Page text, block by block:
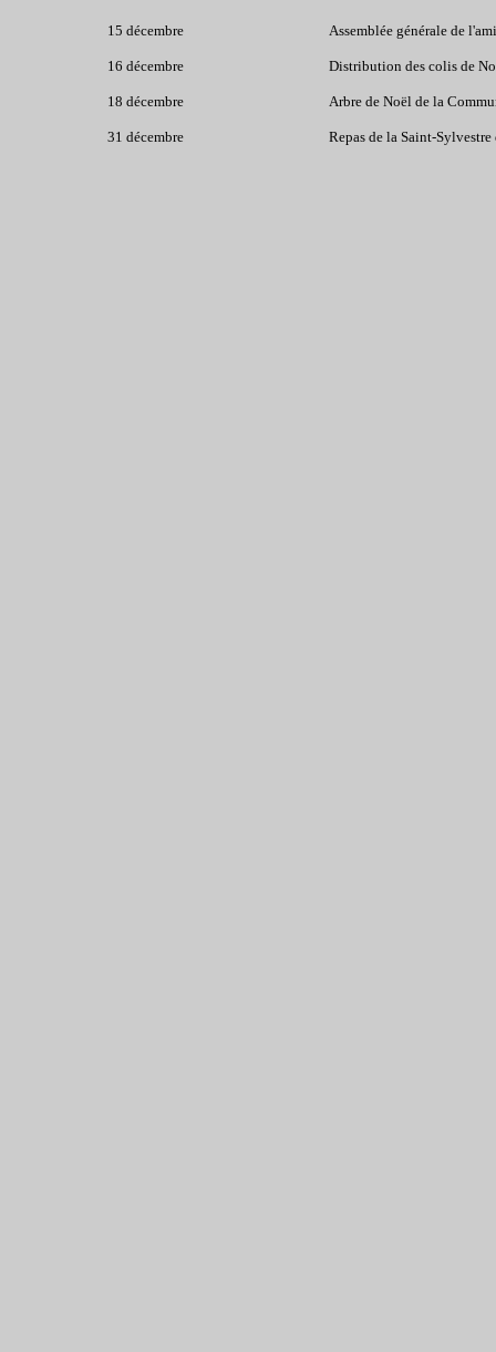
15 décembre Assemblée générale de
16 décembre Distribution des colis de
18 décembre Arbre de Noël de la
31 décembre Repas de la Saint-